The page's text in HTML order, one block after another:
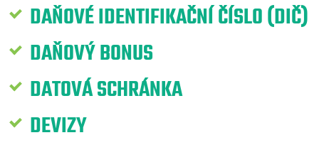
DAŇOVÉ IDENTIFIKAČNÍ ČÍSLO (DIČ)
DAŇOVÝ BONUS
DATOVÁ SCHRÁNKA
DEVIZY